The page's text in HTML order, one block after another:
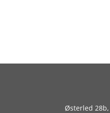
Østerled